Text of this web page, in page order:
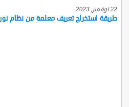
22 نوفمبر, 2023
طريقة استخراج تعريف معلمة من نظام نور